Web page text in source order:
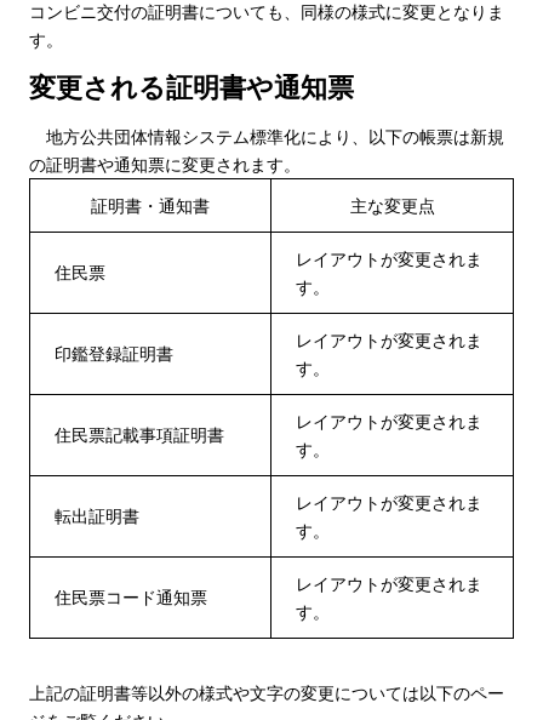
コンビニ交付の証明書についても、同様の様式に変更となりま
す。
変更される証明書や通知票
地方公共団体情報システム標準化により、以下の帳票は新規
の証明書や通知票に変更されます。
証明書・通知書
主な変更点
住民票
レイアウトが変更されま
す。
印鑑登録証明書
レイアウトが変更されま
す。
住民票記載事項証明書
レイアウトが変更されま
す。
転出証明書
レイアウトが変更されま
す。
住民票コード通知票
レイアウトが変更されま
す。
上記の証明書等以外の様式や文字の変更については以下のペー